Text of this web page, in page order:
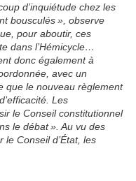
d’inquiétude chez les
bousculés », observe
pour aboutir, ces
dans l’Hémicycle…
donc également à
avec un
que le nouveau règlement
Les
le Conseil constitutionnel
le débat » . Au vu des
le Conseil d’État, les